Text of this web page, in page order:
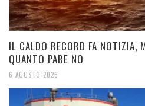
IL CALDO RECORD FA NOTIZIA,
QUANTO PARE NO
6 AGOSTO 2026